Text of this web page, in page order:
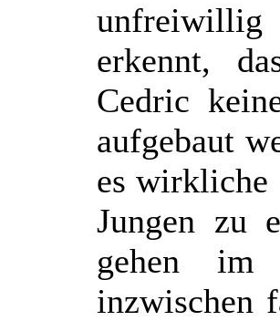
erkennt,
Cedric
aufgebaut
es wirkliche
Jungen zu
gehen im
inzwischen